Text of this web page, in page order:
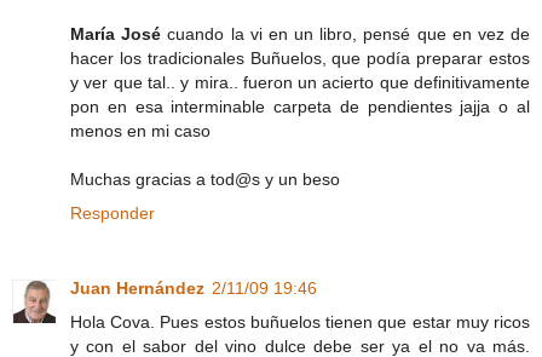
María Josécuando la vi en un libro, pensé que en vez de
hacer los tradicionales Buñuelos, que podía preparar estos
y ver que tal.. y mira.. fueron un acierto que definitivamente
pon en esa interminable carpeta de pendientes jajja o al
menos en mi caso
Muchas gracias a tod@s y un beso
Responder
Juan Hernández 2/11/09 19:46
Hola Cova. Pues estos buñuelos tienen que estar muy ricos
y con el sabor del vino dulce debe ser ya el no va más.